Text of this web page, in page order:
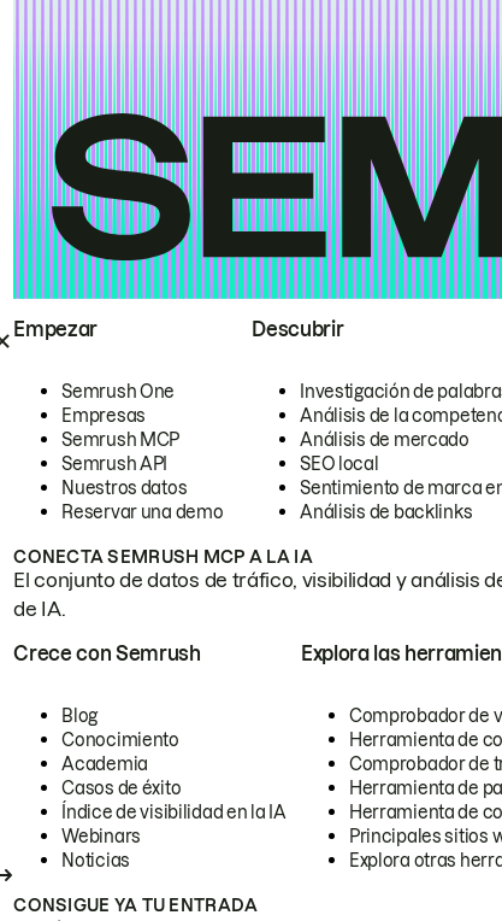
Empezar
Semrush One
Empresas
Semrush MCP
Semrush API
Nuestros datos
Reservar una demo
Descubrir
Investigación de
Análisis de la
Análisis de mercado
SEO local
Sentimiento de marca
Análisis de backlinks
CONECTA SEMRUSH MCP A LA IA
El conjunto de datos de tráfico, visibilidad y análisis
de IA.
Crece con Semrush
Blog
Conocimiento
Academia
Casos de éxito
Índice de visibilidad en la IA
Webinars
Noticias
Explora las
Comprobador de
Herramienta de
Comprobador de
Herramienta de
Herramienta de
Principales sitios
Explora otras
CONSIGUE YA TU ENTRADA